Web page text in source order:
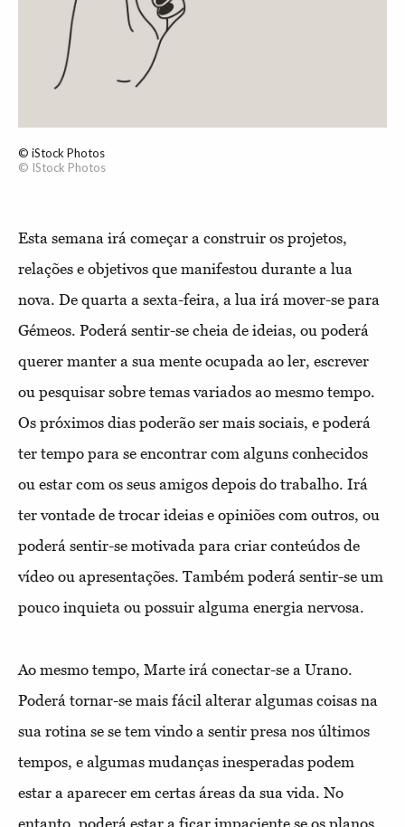
© iStock Photos
© IStock Photos
Esta semana irá começar a construir os projetos,
relações e objetivos que manifestou durante a lua
nova. De quarta a sexta-feira, a lua irá mover-se para
Gémeos. Poderá sentir-se cheia de ideias, ou poderá
querer manter a sua mente ocupada ao ler, escrever
ou pesquisar sobre temas variados ao mesmo tempo.
Os próximos dias poderão ser mais sociais, e poderá
ter tempo para se encontrar com alguns conhecidos
ou estar com os seus amigos depois do trabalho. Irá
ter vontade de trocar ideias e opiniões com outros, ou
poderá sentir-se motivada para criar conteúdos de
vídeo ou apresentações. Também poderá sentir-se um
pouco inquieta ou possuir alguma energia nervosa.
Ao mesmo tempo, Marte irá conectar-se a Urano.
Poderá tornar-se mais fácil alterar algumas coisas na
sua rotina se se tem vindo a sentir presa nos últimos
tempos, e algumas mudanças inesperadas podem
estar a aparecer em certas áreas da sua vida. No